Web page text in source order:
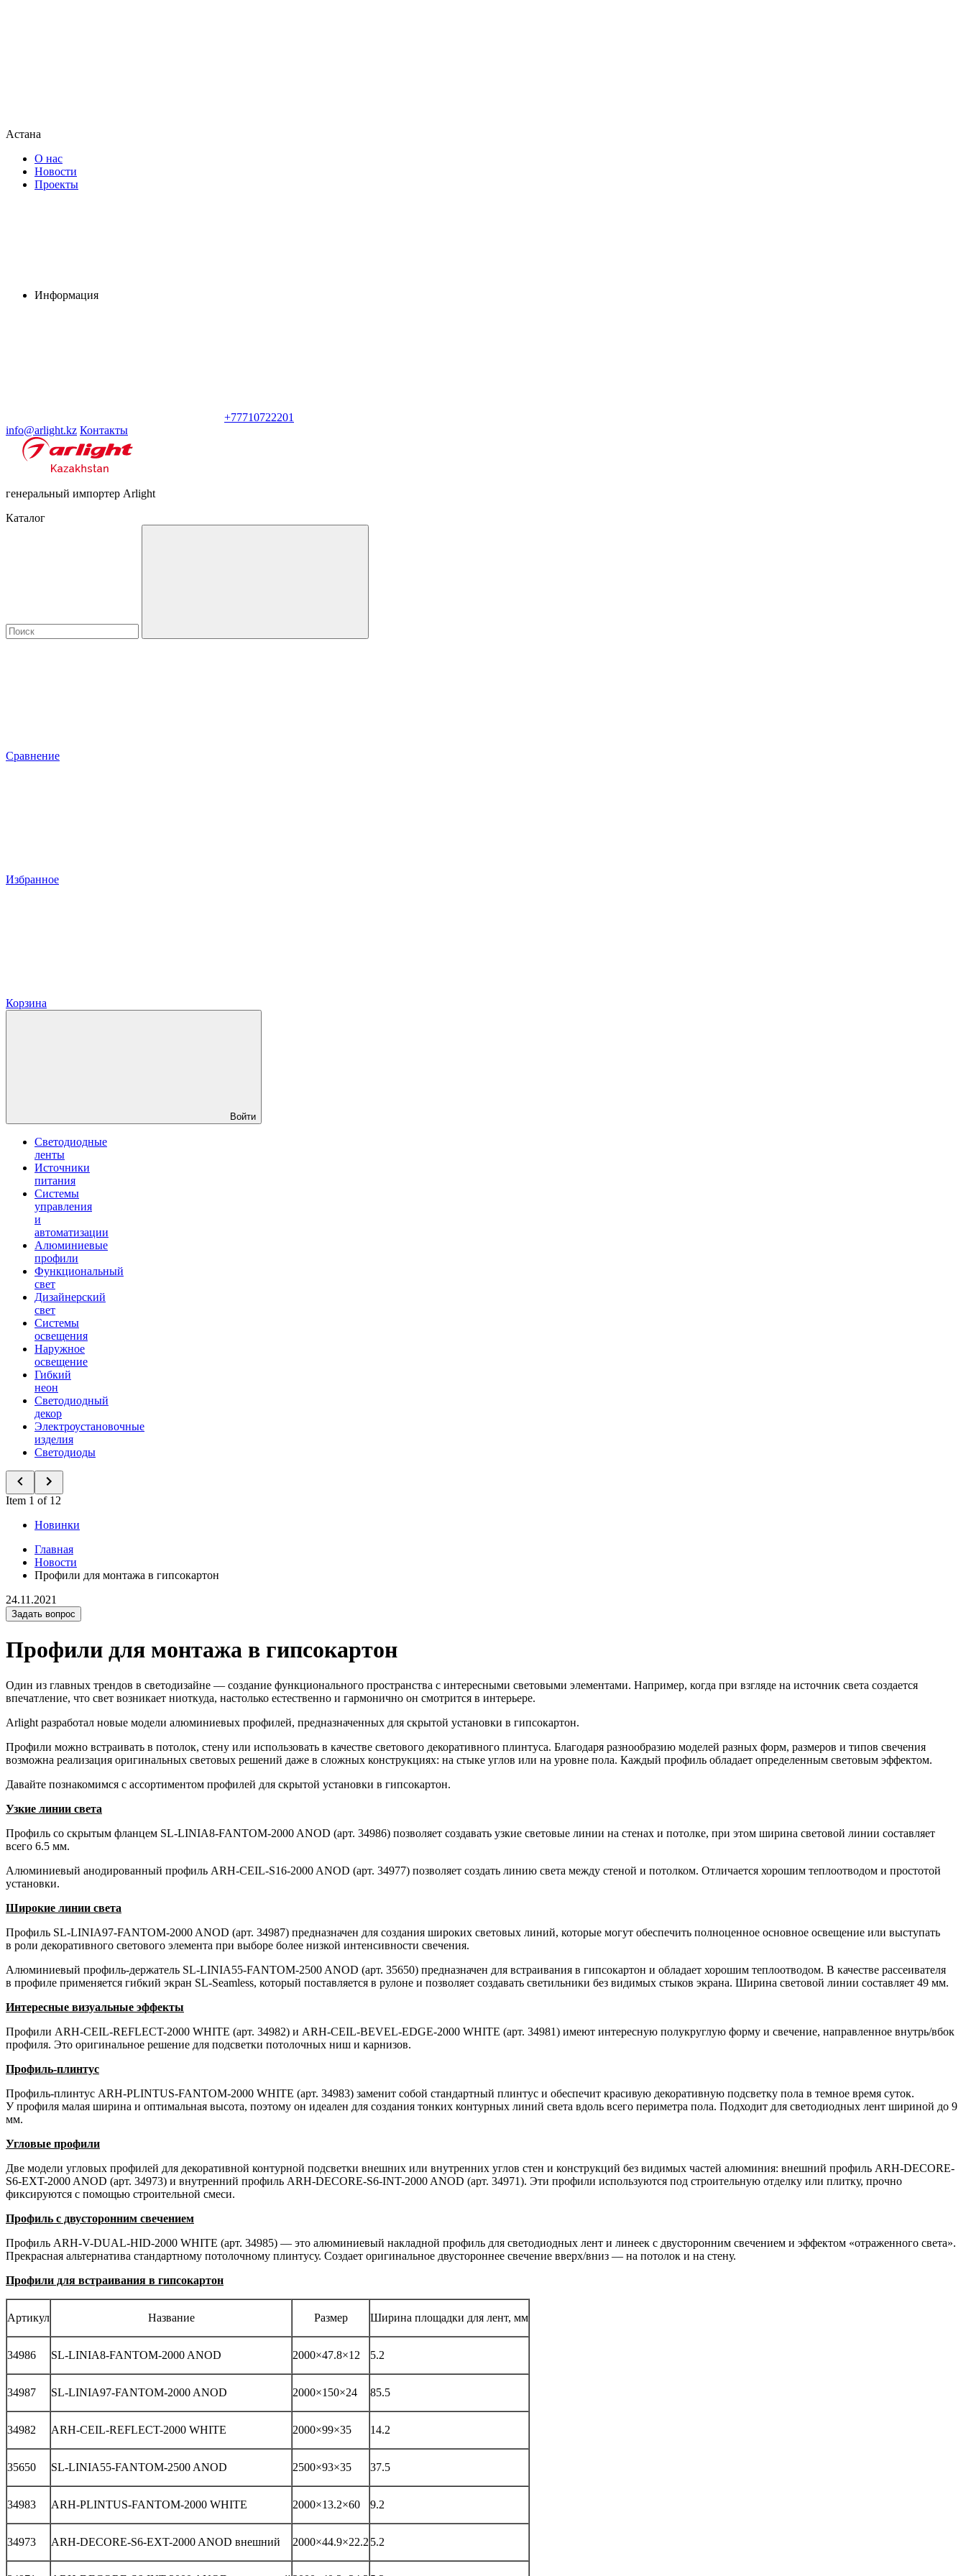
Астана
О нас
Новости
Проекты
Информация
+77710722201
info@arlight.kz Контакты
генеральный импортер Arlight
Каталог
Сравнение
Избранное
Корзина
Войти
Светодиодные
ленты
Источники
питания
Системы
управления
и
автоматизации
Алюминиевые
профили
Функциональный
свет
Дизайнерский
свет
Системы
освещения
Наружное
освещение
Гибкий
неон
Светодиодный
декор
Электроустановочные
изделия
Светодиоды
Item 1 of 12
Новинки
Главная
Новости
Профили для монтажа в гипсокартон
24.11.2021
Задать вопрос
Профили для монтажа в гипсокартон
Один из главных трендов в светодизайне — создание функционального пространства с интересными световыми элементами. Например, когда при взгляде на источник света создается
впечатление, что свет возникает ниоткуда, настолько естественно и гармонично он смотрится в интерьере.
Arlight разработал новые модели алюминиевых профилей, предназначенных для скрытой установки в гипсокартон.
Профили можно встраивать в потолок, стену или использовать в качестве светового декоративного плинтуса. Благодаря разнообразию моделей разных форм, размеров и типов свечения
возможна реализация оригинальных световых решений даже в сложных конструкциях: на стыке углов или на уровне пола. Каждый профиль обладает определенным световым эффектом.
Давайте познакомимся с ассортиментом профилей для скрытой установки в гипсокартон.
Узкие линии света
Профиль со скрытым фланцем SL-LINIA8-FANTOM-2000 ANOD (арт. 34986) позволяет создавать узкие световые линии на стенах и потолке, при этом ширина световой линии составляет
всего 6.5 мм.
Алюминиевый анодированный профиль ARH-CEIL-S16-2000 ANOD (арт. 34977) позволяет создать линию света между стеной и потолком. Отличается хорошим теплоотводом и простотой
установки.
Широкие линии света
Профиль SL-LINIA97-FANTOM-2000 ANOD (арт. 34987) предназначен для создания широких световых линий, которые могут обеспечить полноценное основное освещение или выступать
в роли декоративного светового элемента при выборе более низкой интенсивности свечения.
Алюминиевый профиль-держатель SL-LINIA55-FANTOM-2500 ANOD (арт. 35650) предназначен для встраивания в гипсокартон и обладает хорошим теплоотводом. В качестве рассеивателя
в профиле применяется гибкий экран SL-Seamless, который поставляется в рулоне и позволяет создавать светильники без видимых стыков экрана. Ширина световой линии составляет 49 мм.
Интересные визуальные эффекты
Профили ARH-CEIL-REFLECT-2000 WHITE (арт. 34982) и ARH-CEIL-BEVEL-EDGE-2000 WHITE (арт. 34981) имеют интересную полукруглую форму и свечение, направленное внутрь/вбок
профиля. Это оригинальное решение для подсветки потолочных ниш и карнизов.
Профиль-плинтус
Профиль-плинтус ARH-PLINTUS-FANTOM-2000 WHITE (арт. 34983) заменит собой стандартный плинтус и обеспечит красивую декоративную подсветку пола в темное время суток.
У профиля малая ширина и оптимальная высота, поэтому он идеален для создания тонких контурных линий света вдоль всего периметра пола. Подходит для светодиодных лент шириной до 9
мм.
Угловые профили
Две модели угловых профилей для декоративной контурной подсветки внешних или внутренних углов стен и конструкций без видимых частей алюминия: внешний профиль ARH-DECORE-
S6-EXT-2000 ANOD (арт. 34973) и внутренний профиль ARH-DECORE-S6-INT-2000 ANOD (арт. 34971). Эти профили используются под строительную отделку или плитку, прочно
фиксируются с помощью строительной смеси.
Профиль с двусторонним свечением
Профиль ARH-V-DUAL-HID-2000 WHITE (арт. 34985) — это алюминиевый накладной профиль для светодиодных лент и линеек с двусторонним свечением и эффектом «отраженного света».
Прекрасная альтернатива стандартному потолочному плинтусу. Создает оригинальное двустороннее свечение вверх/вниз — на потолок и на стену.
Профили для встраивания в гипсокартон
Артикул Название Размер Ширина площадки для лент, мм
34986 SL-LINIA8-FANTOM-2000 ANOD 2000×47.8×12 5.2
34987 SL-LINIA97-FANTOM-2000 ANOD 2000×150×24 85.5
34982 ARH-CEIL-REFLECT-2000 WHITE 2000×99×35 14.2
35650 SL-LINIA55-FANTOM-2500 ANOD 2500×93×35 37.5
34983 ARH-PLINTUS-FANTOM-2000 WHITE 2000×13.2×60 9.2
34973 ARH-DECORE-S6-EXT-2000 ANOD внешний 2000×44.9×22.2 5.2